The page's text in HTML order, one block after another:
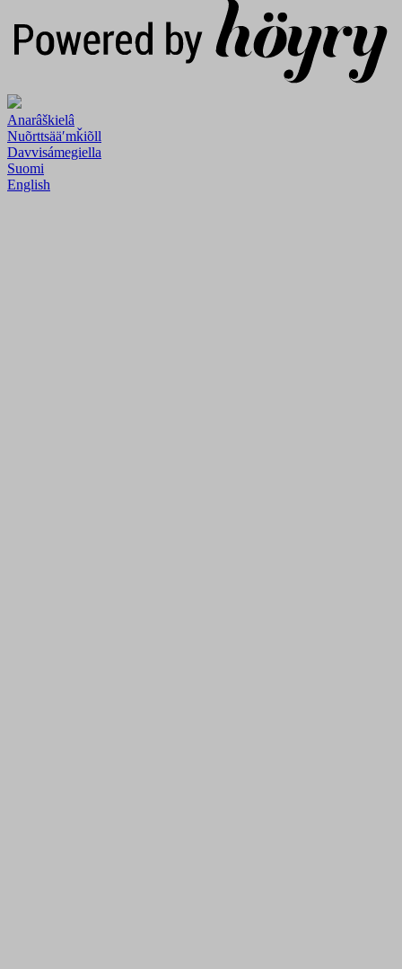
Anarâškielâ
Nuõrttsääʹmǩiõll
Davvisámegiella
Suomi
English